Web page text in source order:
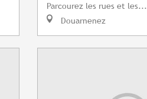
Parcourez les rues et les...
Douarnenez